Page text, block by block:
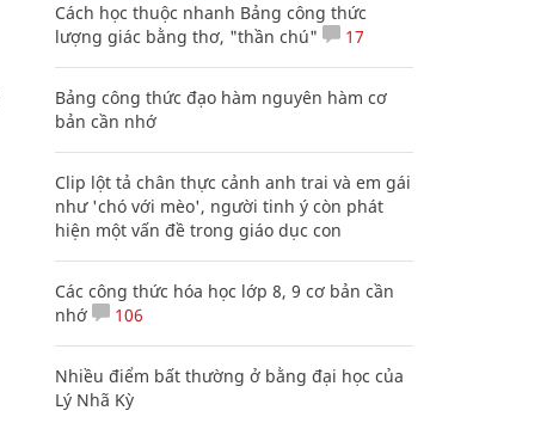
Cách học thuộc nhanh Bảng công thức
lượng giác bằng thơ, "thần chú"
17
Bảng công thức đạo hàm nguyên hàm cơ
bản cần nhớ
Clip lột tả chân thực cảnh anh trai và em gái
như 'chó với mèo', người tinh ý còn phát
hiện một vấn đề trong giáo dục con
Các công thức hóa học lớp 8, 9 cơ bản cần
nhớ
106
Nhiều điểm bất thường ở bằng đại học của
Lý Nhã Kỳ